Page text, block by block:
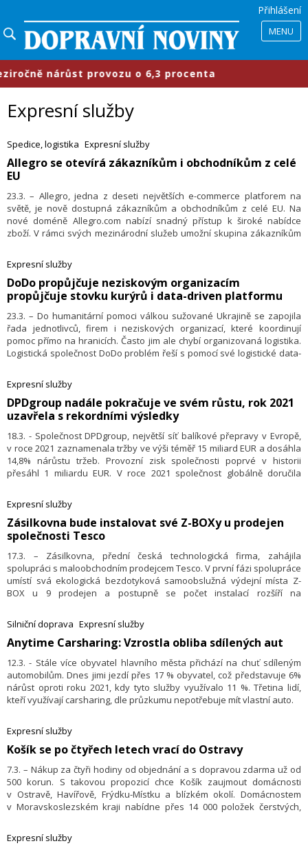
Přihlášení
MENU
nárůst provozu o 6,3 procenta
Expresní služby
Spedice, logistika Expresní služby
​Allegro se otevírá zákazníkům i obchodníkům z celé
EU
23.3. – Allegro, jedna z deseti největších e-commerce platforem na
světě, je nově dostupná zákazníkům a obchodníkům z celé EU. Na
nové doméně Allegro.com nabízí snadný přístup k široké nabídce
zboží. V rámci svých mezinárodní služeb umožní skupina zákazníkům
v eurech. Zároveň Allegro prostřednictvím svých partnerů zajistí
mezinárodní dodání zboží i platby.
Expresní služby
​DoDo propůjčuje neziskovým organizacím
propůjčuje stovku kurýrů i data-driven platformu
23.3. – Do humanitární pomoci válkou sužované Ukrajině se zapojila
řada jednotlivců, firem i neziskových organizací, které koordinují
pomoc přímo na hranicích. Často jim ale chybí organizovaná logistika.
Logistická společnost DoDo problém řeší s pomocí své logistické data-
stovka kurýrů, pomoc vozí desítky zelených aut. Firma zásobuje vlaky
na ukrajinské hranice a vozí jídla na budapešťské nádraží i pražské
ubytovny.
Expresní služby
DPDgroup nadále pokračuje ve svém růstu, rok 2021
uzavřela s rekordními výsledky
18.3. - Společnost DPDgroup, největší síť balíkové přepravy v Evropě,
v roce 2021 zaznamenala tržby ve výši téměř 15 miliard EUR a dosáhla
14,8% nárůstu tržeb. Provozní zisk společnosti poprvé v historii
přesáhl 1 miliardu EUR. V roce 2021 společnost globálně doručila
monday DPD Group překonala 29. listopadu svůj denní objemový
rekord s 12,2 milionu balíků odbavených v Evropě a jedná se tak o 2%
nárůst oproti roku 2020.
Expresní služby
Zásilkovna bude instalovat své Z-BOXy u prodejen
společnosti Tesco
17.3. – Zásilkovna, přední česká technologická firma, zahájila
spolupráci s maloobchodním prodejcem Tesco. V první fázi spolupráce
umístí svá ekologická bezdotyková samoobslužná výdejní místa Z-
BOX u 9 prodejen a postupně se počet instalací rozšíří na
Z-BOXy umístěné, jsou vybírány tak, aby vhodně doplnily již fungující
síť Z-BOXů a výdejních míst Zásilkovny. V současné době provozuje
Zásilkovna v České republice téměř 2 100 Z-BOXů.
Silniční doprava Expresní služby
Anytime Carsharing: Vzrostla obliba sdílených aut
12.3. - Stále více obyvatel hlavního města přichází na chuť sdíleným
automobilům. Dnes jimi jezdí přes 17 % obyvatel, což představuje 6%
nárůst oproti roku 2021, kdy tyto služby využívalo 11 %. Třetina lidí,
kteří využívají carsharing, dle průzkumu nepotřebuje mít vlastní auto.
Expresní služby
​Košík se po čtyřech letech vrací do Ostravy
7.3. – Nákup za čtyři hodiny od objednání a s dopravou zdarma už od
500 korun. S takovou propozicí chce Košík zaujmout domácnosti
v Ostravě, Havířově, Frýdku-Místku a blízkém okolí. Domácnostem
v Moravskoslezském kraji nabídne přes 14 000 položek čerstvých,
line supermarket otevře prvním objednávkám také v Brně a okolí.
Expresní služby